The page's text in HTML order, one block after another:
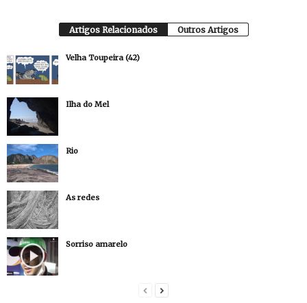
Artigos Relacionados Outros Artigos
Velha Toupeira (42)
Ilha do Mel
Rio
As redes
Sorriso amarelo